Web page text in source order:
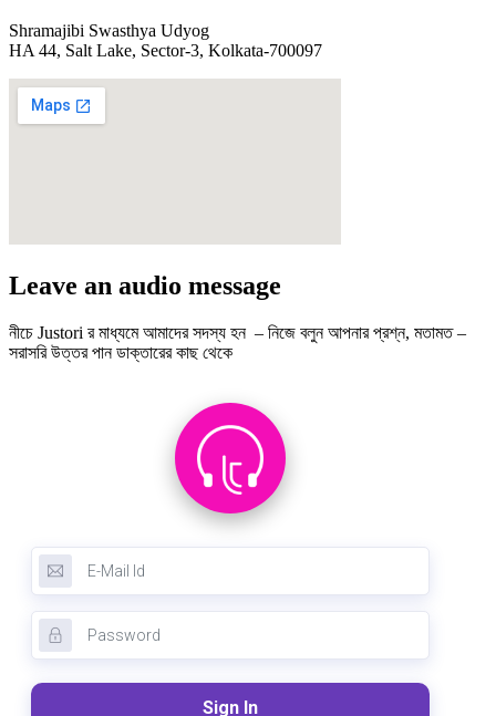
Shramajibi Swasthya Udyog
HA 44, Salt Lake, Sector-3, Kolkata-700097
Leave an audio message
নীচে Justori র মাধ্যমে আমাদের সদস্য হন – নিজে বলুন আপনার প্রশ্ন, মতামত –
সরাসরি উত্তর পান ডাক্তারের কাছ থেকে